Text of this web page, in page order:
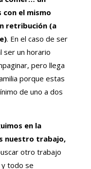
el mismo
retribución (a
. En el caso de ser
ser un horario
pero llega
porque estas
de uno a dos
en la
nuestro trabajo,
otro trabajo
y todo se